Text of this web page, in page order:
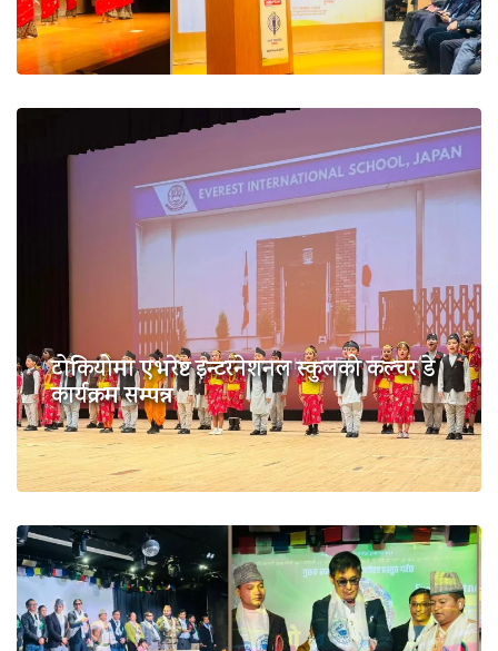
टोकियोमा एभरेष्ट इन्टरनेशनल स्कुलको कल्चर डे
कार्यक्रम सम्पन्न